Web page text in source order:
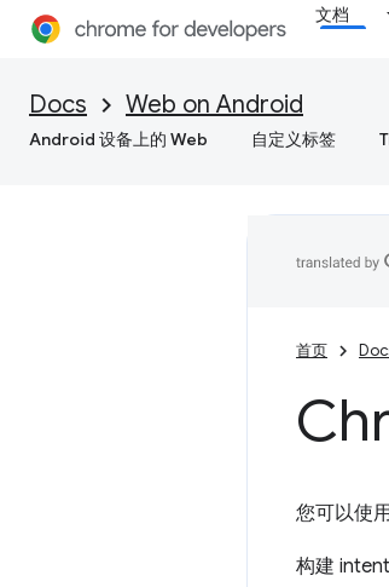
文档
Docs Web on Android
Android 设备上的 Web 自定义标签
首页
您可以使
构建